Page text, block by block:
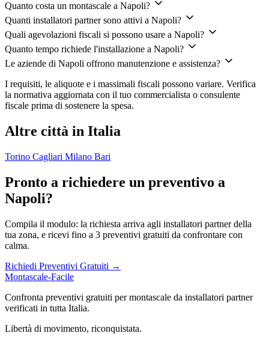
Quanto costa un montascale a Napoli?
Quanti installatori partner sono attivi a Napoli?
Quali agevolazioni fiscali si possono usare a Napoli?
Quanto tempo richiede l'installazione a Napoli?
Le aziende di Napoli offrono manutenzione e assistenza?
I requisiti, le aliquote e i massimali fiscali possono variare. Verifica
la normativa aggiornata con il tuo commercialista o consulente
fiscale prima di sostenere la spesa.
Altre città in Italia
Torino Cagliari Milano Bari
Pronto a richiedere un preventivo a
Napoli?
Compila il modulo: la richiesta arriva agli installatori partner della
tua zona, e ricevi fino a 3 preventivi gratuiti da confrontare con
calma.
Richiedi Preventivi Gratuiti →
Montascale-Facile
Confronta preventivi gratuiti per montascale da installatori partner
verificati in tutta Italia.
Libertà di movimento, riconquistata.